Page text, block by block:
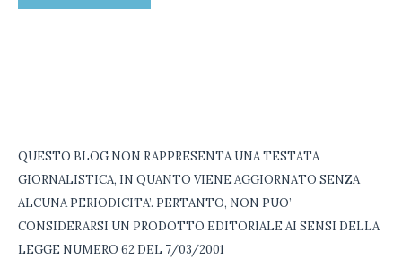
QUESTO BLOG NON RAPPRESENTA UNA TESTATA
GIORNALISTICA, IN QUANTO VIENE AGGIORNATO SENZA
ALCUNA PERIODICITA’. PERTANTO, NON PUO’
CONSIDERARSI UN PRODOTTO EDITORIALE AI SENSI DELLA
LEGGE NUMERO 62 DEL 7/03/2001